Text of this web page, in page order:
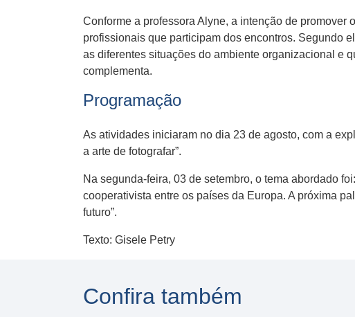
Conforme a professora Alyne, a intenção de
profissionais que participam dos encontros. Segundo
as diferentes situações do ambiente organizacional e
complementa.
Programação
As atividades iniciaram no dia 23 de agosto, com a
a arte de fotografar”.
Na segunda-feira, 03 de setembro, o tema abordado
cooperativista entre os países da Europa. A próxima
futuro”.
Texto: Gisele Petry
Confira também